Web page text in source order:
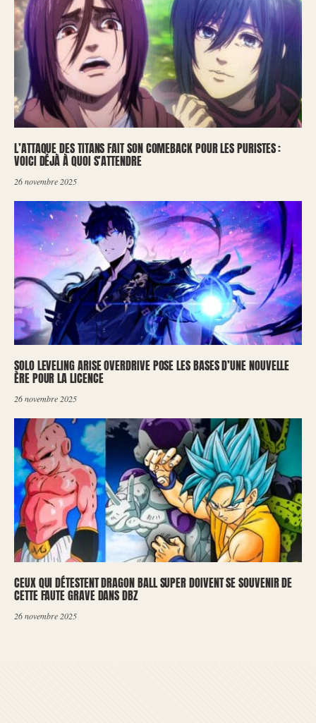
L’ATTAQUE DES TITANS FAIT SON COMEBACK POUR LES PURISTES :
VOICI DÉJÀ À QUOI S’ATTENDRE
26 novembre 2025
SOLO LEVELING ARISE OVERDRIVE POSE LES BASES D’UNE NOUVELLE
ÈRE POUR LA LICENCE
26 novembre 2025
CEUX QUI DÉTESTENT DRAGON BALL SUPER DOIVENT SE SOUVENIR DE
CETTE FAUTE GRAVE DANS DBZ
26 novembre 2025